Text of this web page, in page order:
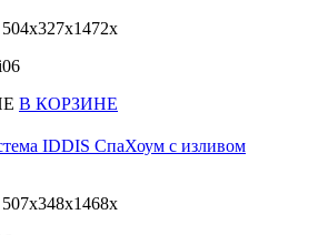
В КОРЗИНЕ
IDDIS СпаХоум с изливом